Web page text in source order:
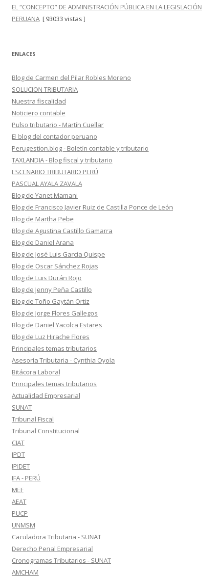
EL “CONCEPTO” DE ADMINISTRACIÓN PÚBLICA EN LA LEGISLACIÓN
PERUANA [ 93033 vistas ]
ENLACES
Blog de Carmen del Pilar Robles Moreno
SOLUCION TRIBUTARIA
Nuestra fiscalidad
Noticiero contable
Pulso tributario - Martín Cuellar
El blog del contador peruano
Perugestion.blog - Boletín contable y tributario
TAXLANDIA - Blog fiscal y tributario
ESCENARIO TRIBUTARIO PERÚ
PASCUAL AYALA ZAVALA
Blog de Yanet Mamani
Blog de Francisco Javier Ruiz de Castilla Ponce de León
Blog de Martha Pebe
Blog de Agustina Castillo Gamarra
Blog de Daniel Arana
Blog de José Luis García Quispe
Blog de Oscar Sánchez Rojas
Blog de Luis Durán Rojo
Blog de Jenny Peña Castillo
Blog de Toño Gaytán Ortiz
Blog de Jorge Flores Gallegos
Blog de Daniel Yacolca Estares
Blog de Luz Hirache Flores
Principales temas tributarios
Asesoría Tributaria - Cynthia Oyola
Bitácora Laboral
Principales temas tributarios
Actualidad Empresarial
SUNAT
Tribunal Fiscal
Tribunal Constitucional
CIAT
IPDT
IPIDET
IFA - PERÚ
MEF
AEAT
PUCP
UNMSM
Caculadora Tributaria - SUNAT
Derecho Penal Empresarial
Cronogramas Tributarios - SUNAT
AMCHAM